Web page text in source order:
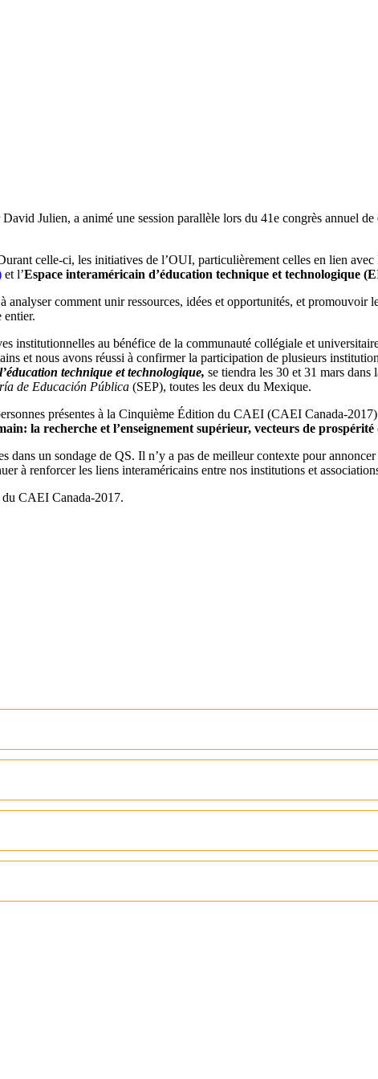
Julien, a animé une session parallèle lors du 41e congrès annuel de
celle-ci, les initiatives de l’OUI, particulièrement celles en lien
et l’Espace interaméricain d’éducation technique et technologique
comment unir ressources, idées et opportunités, et promouvoir
entier.
institutionnelles au bénéfice de la communauté collégiale et
et nous avons réussi à confirmer la participation de plusieurs
technique et technologique, se tiendra les 30 et 31 mars
de Educación Pública (SEP), toutes les deux du Mexique.
présentes à la Cinquième Édition du CAEI (CAEI Canada-
la recherche et l’enseignement supérieur, vecteurs de prospérité
dans un sondage de QS. Il n’y a pas de meilleur contexte pour
à renforcer les liens interaméricains entre nos institutions et
CAEI Canada-2017.